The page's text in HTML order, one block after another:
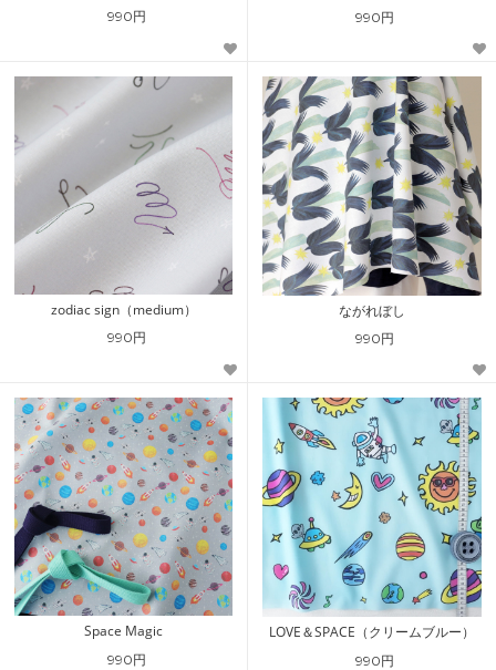
990円 990円
zodiac sign（medium）
990円
ながれぼし
990円
Space Magic
990円
LOVE＆SPACE（クリームブルー）
990円